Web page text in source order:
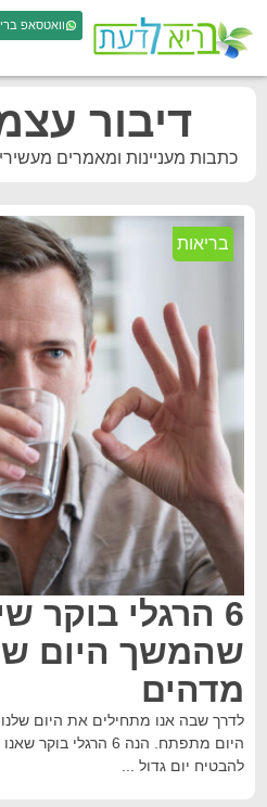
וואטסאפ
דיבור
כתבות מעניינות ומאמרים
בריאות
6 הרגלי בוקר
שהמשך היום
מדהים
לדרך שבה אנו מתחילים את היום
היום מתפתח. הנה 6
להבטיח יום גדול ...